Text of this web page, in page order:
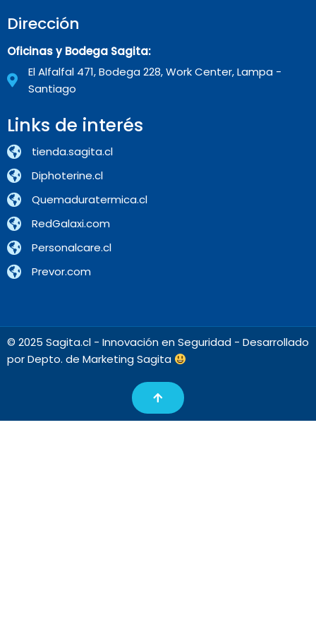
Dirección
Oficinas y Bodega Sagita:
El Alfalfal 471, Bodega 228, Work Center, Lampa -
Santiago
Links de interés
tienda.sagita.cl
Diphoterine.cl
Quemaduratermica.cl
RedGalaxi.com
Personalcare.cl
Prevor.com
© 2025 Sagita.cl - Innovación en Seguridad - Desarrollado
por Depto. de Marketing Sagita